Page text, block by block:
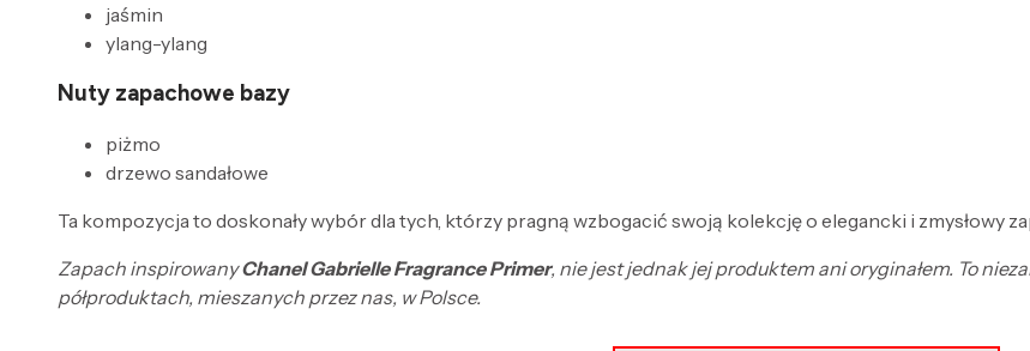
jaśmin
ylang-ylang
Nuty zapachowe bazy
piżmo
drzewo sandałowe
Ta kompozycja to doskonały wybór dla tych, którzy pragną wzbogacić swoją kolekcję o elegancki i zmysłowy
Zapach inspirowanyChanel Gabrielle Fragrance Primer, nie jest jednak jej produktem ani oryginałem. To
półproduktach, mieszanych przez nas, w Polsce.